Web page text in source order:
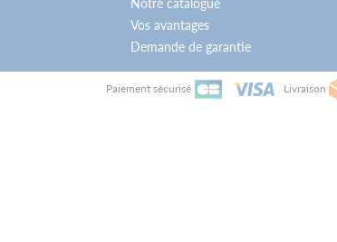
Vos avantages
Demande de garantie
Paiement sécurisé Livraison